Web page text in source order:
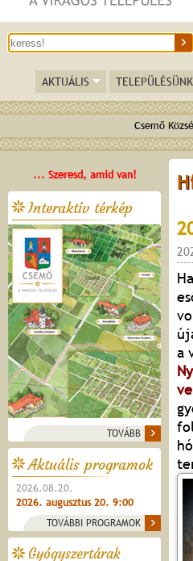
AKTUÁLIS TELEPÜLÉSÜNK
Csemő
... Szeresd, amid van!
Interaktív térkép
TOVÁBB
Aktuális programok
2026.08.20.
2026. augusztus 20. 9:00
TOVÁBBI PROGRAMOK
Gyógyszertárak
a